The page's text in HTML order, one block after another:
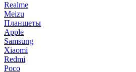
Realme
Meizu
Планшеты
Apple
Samsung
Xiaomi
Redmi
Poco